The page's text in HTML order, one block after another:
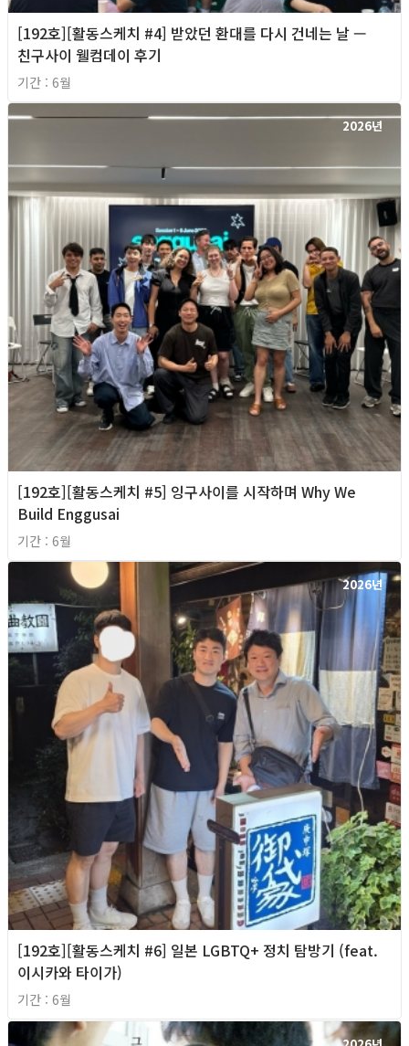
[192호][활동스케치 #4] 받았던 환대를 다시 건네는 날 —
친구사이 웰컴데이 후기
기간 : 6월
2026년
[192호][활동스케치 #5] 잉구사이를 시작하며 Why We
Build Enggusai
기간 : 6월
2026년
[192호][활동스케치 #6] 일본 LGBTQ+ 정치 탐방기 (feat.
이시카와 타이가)
기간 : 6월